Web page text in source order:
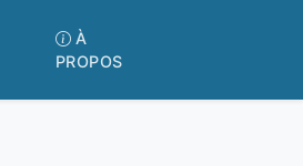
À
PROPOS